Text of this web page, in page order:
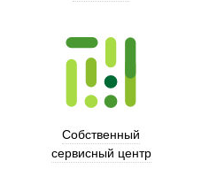
Собственный
сервисный центр